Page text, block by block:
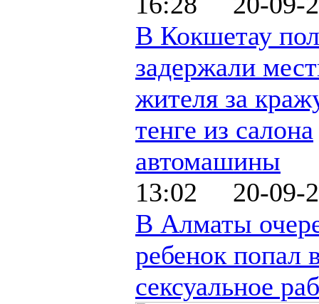
В Кокшетау
задержали
жителя за
тенге из салона
автомашины
13:02 20-09-
В Алматы
ребенок попал
сексуальное